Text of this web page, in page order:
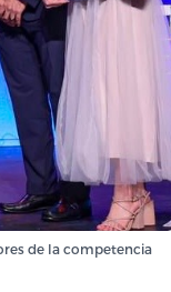
de la competencia